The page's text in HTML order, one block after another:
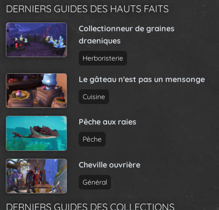
DERNIERS GUIDES DES HAUTS FAITS
Collectionneur de graines
draeniques
Herboristerie
Le gâteau n'est pas un mensonge
Cuisine
Pêche aux raies
Pêche
Cheville ouvrière
Général
DERNIERS GUIDES DES COLLECTIONS